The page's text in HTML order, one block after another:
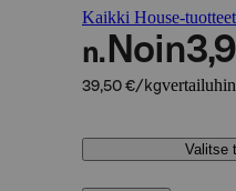
Kaikki House-tuotteet
n. Noin
39,50 €/kg
Valitse